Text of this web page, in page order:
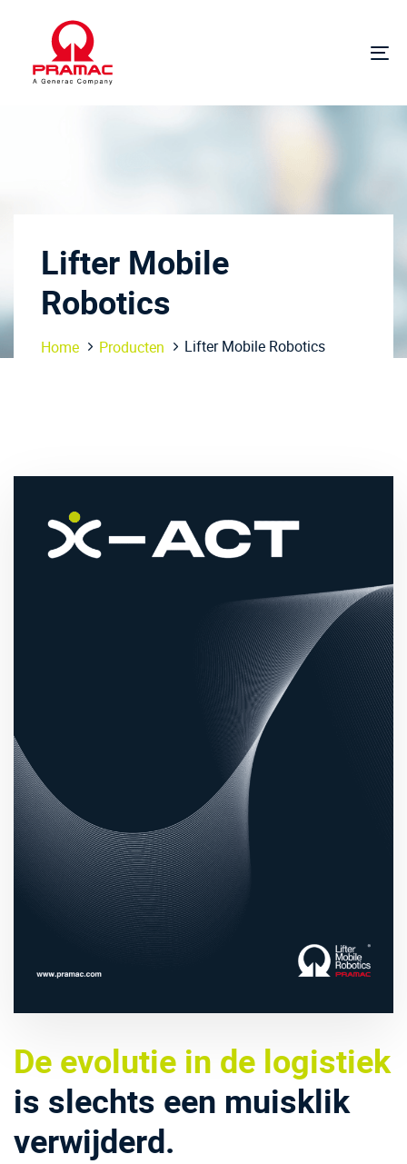
overslaan
hoofdnavigatie
of
Lifter Mobile
Robotics
Home Producten Lifter Mobile Robotics
De evolutie in de logistiek
is slechts een muisklik
verwijderd.